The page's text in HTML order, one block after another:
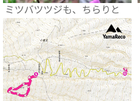
ミツバツツジも、ちらりと